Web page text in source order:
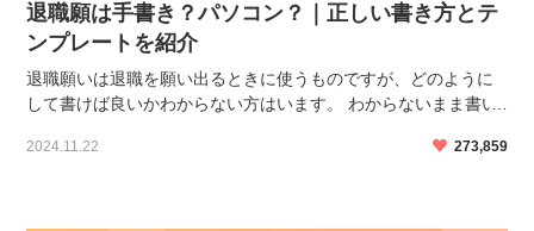
退職願は手書き？パソコン？｜正しい書き方とテ
ンプレートを紹介
退職願いは退職を願い出るときに使うものですが、どのように
して書けば良いかわからない方はいます。 わからないまま書い
で、書き方をしっかりと覚えてスムーズに受け入れてもら […]
2024.11.22 273,859